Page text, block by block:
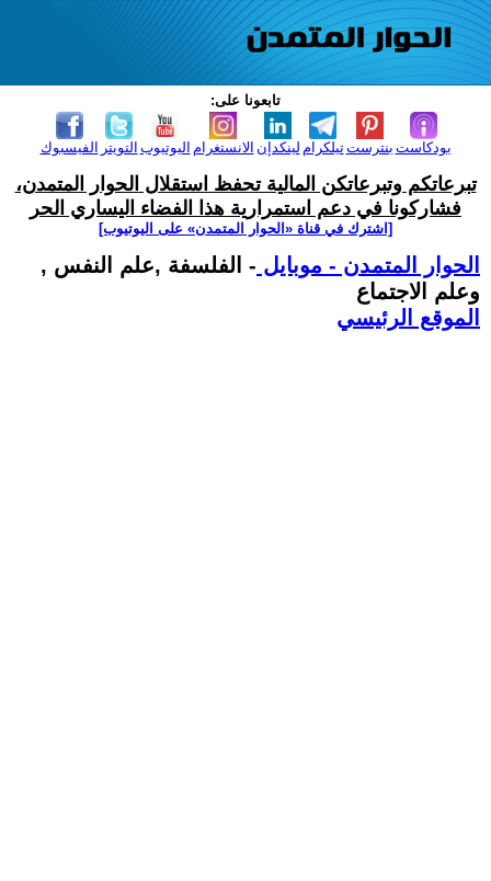
تابعونا على:
الفيسبوك التويتر اليوتيوب الانستغرام لينكدإن تيلكرامبنترست بودكاست
تبرعاتكم وتبرعاتكن المالية تحفظ استقلال الحوار المتمدن،
فشاركونا في دعم استمرارية هذا الفضاء اليساري الحر
[اشترك في قناة ‫«الحوار المتمدن» على اليوتيوب]
الحوار المتمدن - موبايل - الفلسفة ,علم النفس ,
وعلم الاجتماع
الموقع الرئيسي